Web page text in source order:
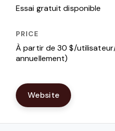
Essai gratuit disponible
À partir de 30 $/
annuellement)
Website